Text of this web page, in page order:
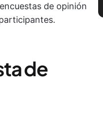
de opinión
de